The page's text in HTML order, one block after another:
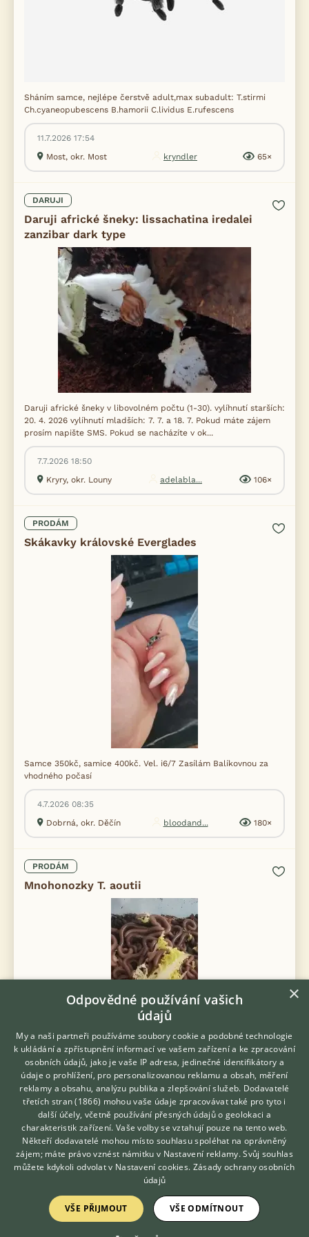
Sháním samce, nejlépe čerstvě adult,max subadult: T.stirmi
Ch.cyaneopubescens B.hamorii C.lividus E.rufescens
11.7.2026 17:54
Most, okr. Most
kryndler 65×
DARUJI
Daruji africké šneky: lissachatina iredalei
zanzibar dark type
Daruji africké šneky v libovolném počtu (1-30). vylíhnutí starších:
20. 4. 2026 vylíhnutí mladších: 7. 7. a 18. 7. Pokud máte zájem
prosím napište SMS. Pokud se nacházíte v ok...
7.7.2026 18:50
Kryry, okr. Louny
adelabla... 106×
PRODÁM
Skákavky královské Everglades
Samce 350kč, samice 400kč. Vel. i6/7 Zasílám Balíkovnou za
vhodného počasí
4.7.2026 08:35
Dobrná, okr. Děčín
bloodand... 180×
PRODÁM
Mnohonozky T. aoutii
Mláďata mnohonožek. 50 kc kus Nebo 10+1 zdarma Zasilam
Balikovnou za vhodného počasí
Dobrná, okr. Děčín
bloodand... 108×
Hledáte zvířecího kamaráda?
Zdarma vám poradí
VETERINÁŘ ONLINE
KONZULTOVAT S
VETERINÁŘEM
×
Odpovědné používání vašich
údajů
My a naši partneři používáme soubory cookie a podobné technologie
k ukládání a zpřístupnění informací ve vašem zařízení a ke zpracování
osobních údajů, jako je vaše IP adresa, jedinečné identifikátory a
údaje o prohlížení, pro personalizovanou reklamu a obsah, měření
reklamy a obsahu, analýzu publika a zlepšování služeb. Dodavatelé
třetích stran (1866) mohou vaše údaje zpracovávat také pro tyto i
další účely, včetně používání přesných údajů o geolokaci a
charakteristik zařízení. Vaše volby se vztahují pouze na tento web.
Někteří dodavatelé mohou místo souhlasu spoléhat na oprávněný
zájem; máte právo vznést námitku v Nastavení reklamy. Svůj souhlas
můžete kdykoli odvolat v Nastavení cookies. Zásady ochrany osobních
údajů
VŠE PŘIJMOUT VŠE ODMÍTNOUT